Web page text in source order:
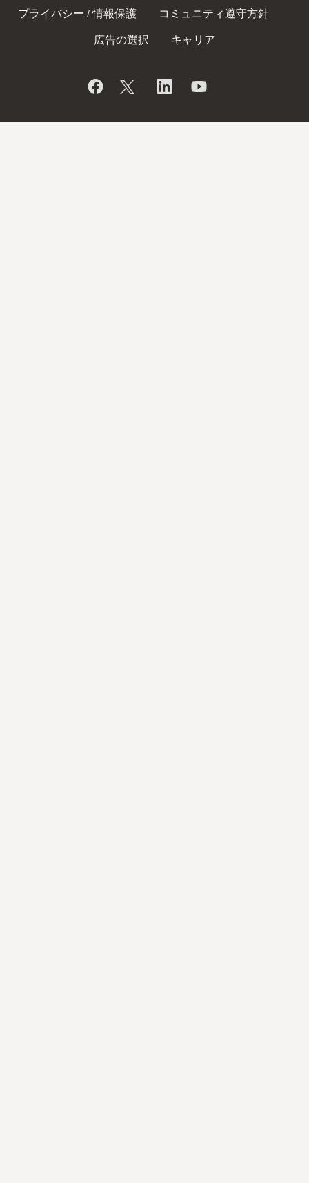
プライバシー / 情報保護 コミュニティ遵守方針
広告の選択 キャリア